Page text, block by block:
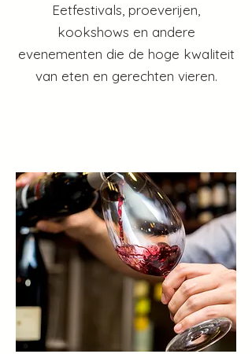
Eetfestivals, proeverijen,
kookshows en andere
evenementen die de hoge kwaliteit
van eten en gerechten vieren.